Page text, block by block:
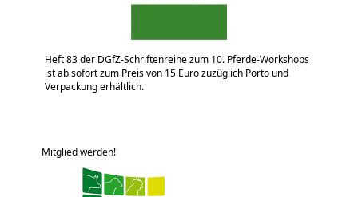
Heft 83 der DGfZ-Schriftenreihe zum 10. Pferde-Workshops
ist ab sofort zum Preis von 15 Euro zuzüglich Porto und
Verpackung erhältlich.
Mitglied werden!